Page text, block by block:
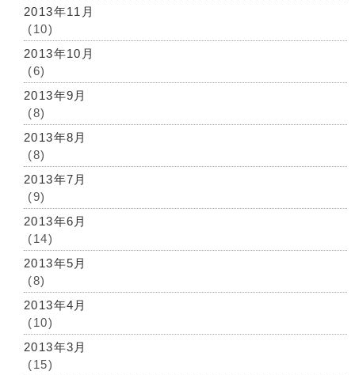
2013年11月
(10)
2013年10月
(6)
2013年9月
(8)
2013年8月
(8)
2013年7月
(9)
2013年6月
(14)
2013年5月
(8)
2013年4月
(10)
2013年3月
(15)